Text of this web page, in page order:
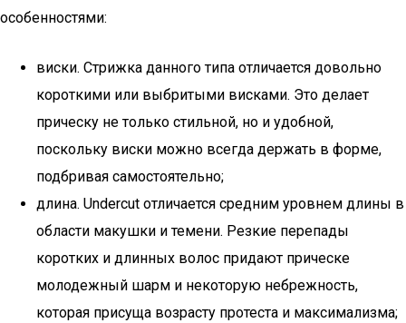
особенностями:
виски. Стрижка данного типа отличается довольно
короткими или выбритыми висками. Это делает
прическу не только стильной, но и удобной,
поскольку виски можно всегда держать в форме,
подбривая самостоятельно;
длина. Undercut отличается средним уровнем длины в
области макушки и темени. Резкие перепады
коротких и длинных волос придают прическе
молодежный шарм и некоторую небрежность,
которая присуща возрасту протеста и максимализма;